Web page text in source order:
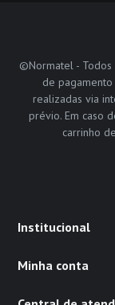
©Normatel - Todos
de
realizadas via
prévio. Em caso
carrinho
Institucional
Minha conta